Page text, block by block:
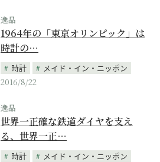
逸品
1964年の「東京オリンピック」は
時計の…
時計
メイド・イン・ニッポン
2016/8/22
逸品
世界一正確な鉄道ダイヤを支え
る、世界一正…
時計
メイド・イン・ニッポン